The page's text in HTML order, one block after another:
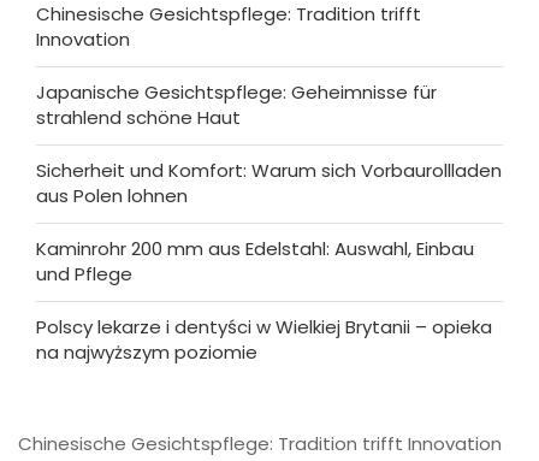
Chinesische Gesichtspflege: Tradition trifft
Innovation
Japanische Gesichtspflege: Geheimnisse für
strahlend schöne Haut
Sicherheit und Komfort: Warum sich Vorbaurollladen
aus Polen lohnen
Kaminrohr 200 mm aus Edelstahl: Auswahl, Einbau
und Pflege
Polscy lekarze i dentyści w Wielkiej Brytanii – opieka
na najwyższym poziomie
Chinesische Gesichtspflege: Tradition trifft Innovation